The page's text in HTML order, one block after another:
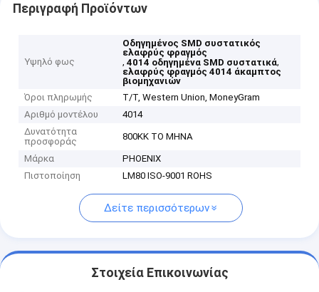
Περιγραφή Προϊόντων
Υψηλό φως
Οδηγημένος SMD συστατικός
ελαφρύς φραγμός
,4014 οδηγημένα SMD συστατικά,
ελαφρύς φραγμός 4014 άκαμπτος
βιομηχανιών
Όροι πληρωμής
T/T, Western Union, MoneyGram
Αριθμό μοντέλου
4014
Δυνατότητα
προσφοράς
800KK ΤΟ ΜΗΝΑ
Μάρκα
PHOENIX
Πιστοποίηση
LM80 ISO-9001 ROHS
Δείτε περισσότερων
Στοιχεία Επικοινωνίας